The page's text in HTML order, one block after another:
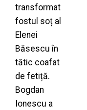
transformat
fostul soț al
Elenei
Băsescu în
tătic coafat
de fetiță.
Bogdan
Ionescu a